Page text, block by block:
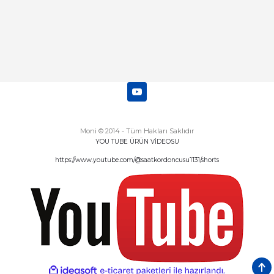
Moni © 2014 - Tüm Hakları Saklıdır
YOU TUBE ÜRÜN VİDEOSU
https://www.youtube.com/@saatkordoncusu1131/shorts
ideasoft e-